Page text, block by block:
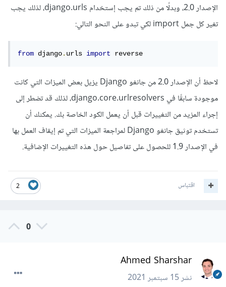
الإصدار 2.0، وبدلًا من ذلك تم يجب إستخدام django.urls، لذلك يجب
تغير كل جمل import لكي تبدو على النحو التالي:
from django.urls import reverse
لاحظ أن الإصدار 2.0 من جانغو Django يزيل بعض الميزات التي كانت
موجودة سابقًا في django.core.urlresolvers، لذلك قد تضطر إلى
إجراء المزيد من التغييرات قبل أن يعمل الكود الخاصة بك. يمكنك أن
تستخدم توثيق جانغو Django لمراجعة الميزات التي تم إيقاف العمل بها
في الإصدار 1.9 للحصول على تفاصيل حول هذه التغييرات الإضافية.
2 اقتباس
0
Ahmed Sharshar
نشر15 سبتمبر 2021